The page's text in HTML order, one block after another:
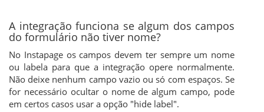
A integração funciona se algum dos campos
do formulário não tiver nome?
No Instapage os campos devem ter sempre um nome
ou labela para que a integração opere normalmente.
Não deixe nenhum campo vazio ou só com espaços. Se
for necessário ocultar o nome de algum campo, pode
em certos casos usar a opção "hide label".